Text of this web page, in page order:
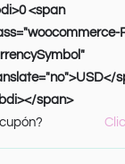
<span
span>